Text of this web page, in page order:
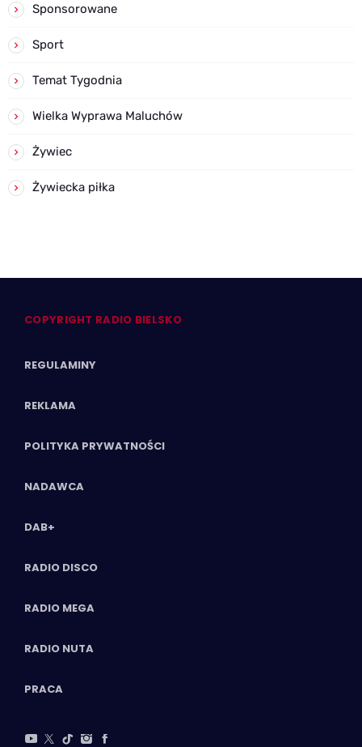
Sponsorowane
Sport
Temat Tygodnia
Wielka Wyprawa Maluchów
Żywiec
Żywiecka piłka
COPYRIGHT RADIO BIELSKO
REGULAMINY
REKLAMA
POLITYKA PRYWATNOŚCI
NADAWCA
DAB+
RADIO DISCO
RADIO MEGA
RADIO NUTA
PRACA